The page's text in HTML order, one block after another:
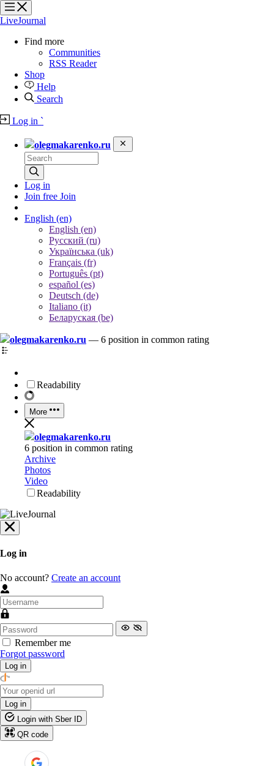
?
?
?
?
LiveJournal
Find more
Communities
RSS Reader
Shop
Help
Search
Log in `
olegmakarenko.ru
Log in
Join free Join
English (en)
English (en)
Русский (ru)
Українська (uk)
Français (fr)
Português (pt)
español (es)
Deutsch (de)
Italiano (it)
Беларуская (be)
olegmakarenko.ru — 6 position in common rating
Readability
More
olegmakarenko.ru
6 position in common rating
Archive
Photos
Video
Readability
Log in
No account? Create an account
Remember me
Forgot password
Log in
Log in
Login with Sber ID
QR code